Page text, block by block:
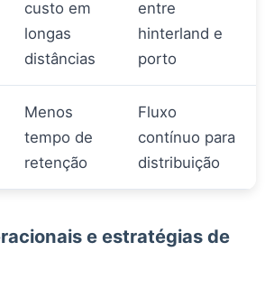
custo em
longas
distâncias
entre
hinterland e
porto
Menos
tempo de
retenção
Fluxo
contínuo para
distribuição
e estratégias de